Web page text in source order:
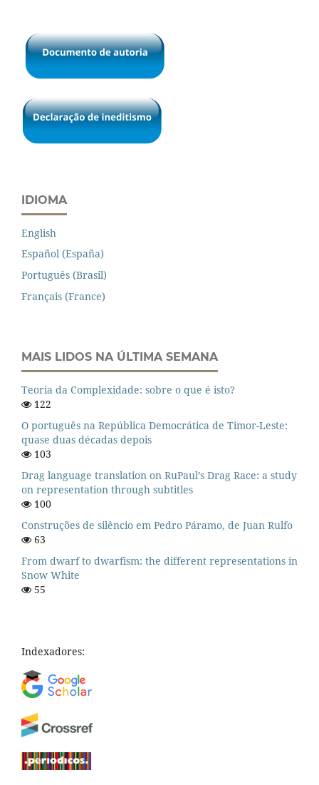
IDIOMA
English
Español (España)
Português (Brasil)
Français (France)
MAIS LIDOS NA ÚLTIMA SEMANA
Teoria da Complexidade: sobre o que é isto?
122
O português na República Democrática de Timor-Leste:
quase duas décadas depois
103
Drag language translation on RuPaul’s Drag Race: a study
on representation through subtitles
100
Construções de silêncio em Pedro Páramo, de Juan Rulfo
63
From dwarf to dwarfism: the different representations in
Snow White
55
Indexadores: